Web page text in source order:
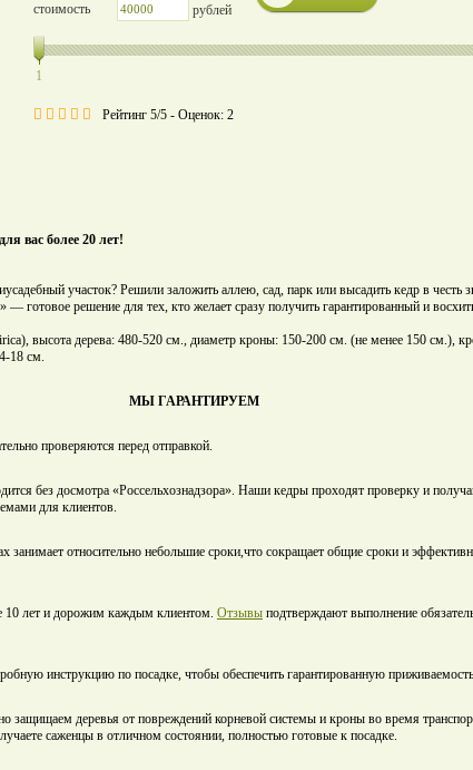
стоимость
рублей
1
Рейтинг 5/5 - Оценок: 2
вас более 20 лет!
участок? Решили заложить аллею, сад, парк или высадить кедр в честь
готовое решение для тех, кто желает сразу получить гарантированный и
высота дерева: 480-520 см., диаметр кроны: 150-200 см. (не менее 150 см.),
18 см.
МЫ ГАРАНТИРУЕМ
проверяются перед отправкой.
без досмотра «Россельхознадзора». Наши кедры проходят проверку и
для клиентов.
занимает относительно небольшие сроки,что сокращает общие сроки и
10 лет и дорожим каждым клиентом. Отзывы подтверждают выполнение
инструкцию по посадке, чтобы обеспечить гарантированную приживаемость.
деревья от повреждений корневой системы и кроны во время
саженцы в отличном состоянии, полностью готовые к посадке.